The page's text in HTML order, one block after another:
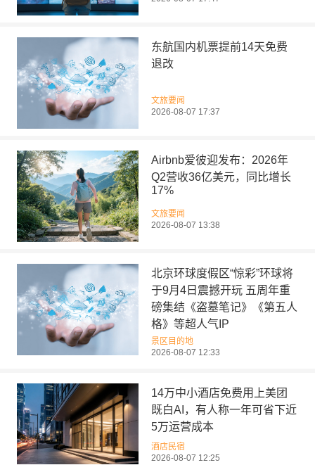
东航国内机票提前14天免费
退改
文旅要闻
2026-08-07 17:37
Airbnb爱彼迎发布：2026年
Q2营收36亿美元，同比增长
17%
文旅要闻
2026-08-07 13:38
北京环球度假区“惊彩”环球将
于9月4日震撼开玩 五周年重
磅集结《盗墓笔记》《第五人
格》等超人气IP
景区目的地
2026-08-07 12:33
14万中小酒店免费用上美团
既白AI，有人称一年可省下近
5万运营成本
酒店民宿
2026-08-07 12:25